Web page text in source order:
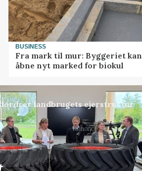
BUSINESS
Fra mark til mur: Byggeriet kan
åbne nyt marked for biokul
landbrugets ejerstruktur
Annonce